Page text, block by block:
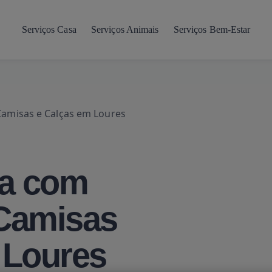
Serviços Casa Serviços Animais Serviços Bem-Estar
e Calças em Loures
com